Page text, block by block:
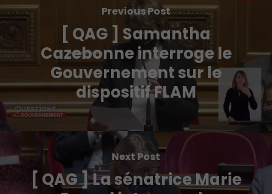
Previous Post
[ QAG ] Samantha
Cazebonne interroge le
Gouvernement sur le
dispositif FLAM
Next Post
[ QAG ] La sénatrice Marie